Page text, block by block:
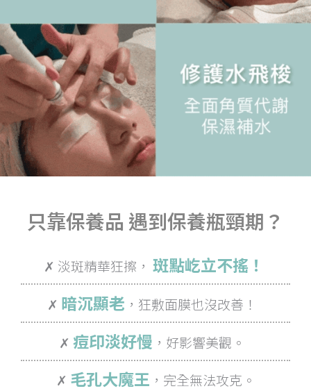
只靠保養品 遇到保養瓶頸期？
✗ 淡斑精華狂擦， 斑點屹立不搖！
✗ 暗沉顯老 ，狂敷面膜也沒改善！
✗ 痘印淡好慢 ，好影響美觀。
✗ 毛孔大魔王 ，完全無法攻克。